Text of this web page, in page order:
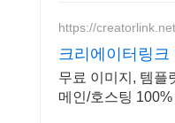
https://creatorlink.net
크리에이터링크
무료 이미지, 템플
메인/호스팅 100%